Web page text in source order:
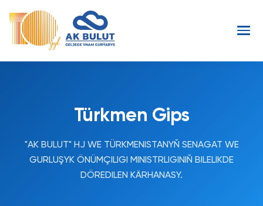
Türkmen Gips
"AK BULUT" HJ WE TÜRKMENISTANYŇ SENAGAT WE
GURLUŞYK ÖNÜMÇILIGI MINISTRLIGINIŇ BILELIKDE
DÖREDILEN KÄRHANASY.